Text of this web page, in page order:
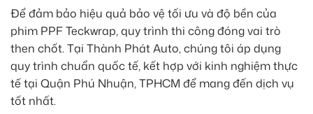
Để đảm bảo hiệu quả bảo vệ tối ưu và độ bền của
phim PPF Teckwrap, quy trình thi công đóng vai trò
then chốt. Tại Thành Phát Auto, chúng tôi áp dụng
quy trình chuẩn quốc tế, kết hợp với kinh nghiệm thực
tế tại Quận Phú Nhuận, TPHCM để mang đến dịch vụ
tốt nhất.